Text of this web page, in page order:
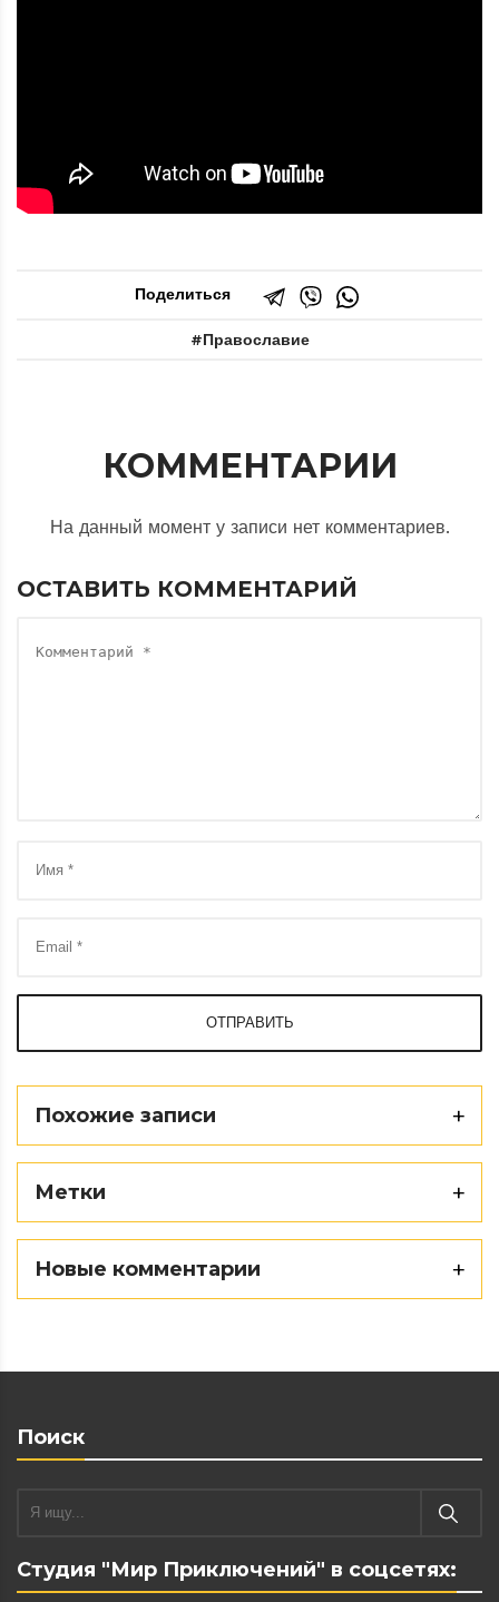
Похожие записи
Поделиться
Православие
КОММЕНТАРИИ
На данный момент у записи нет комментариев.
ОСТАВИТЬ КОММЕНТАРИЙ
ОТПРАВИТЬ
Метки
Новые комментарии
Студия "Мир Приключений" в соцсетях:
Поиск